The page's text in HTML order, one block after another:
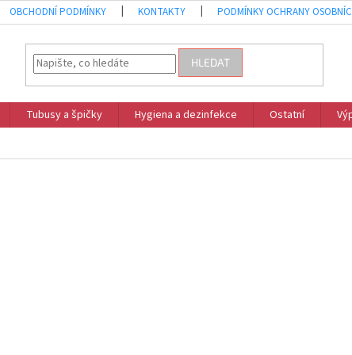
OBCHODNÍ PODMÍNKY KONTAKTY PODMÍNKY OCHRANY
HLEDAT
Tubusy a špičky Hygiena a dezinfekce Ostatní